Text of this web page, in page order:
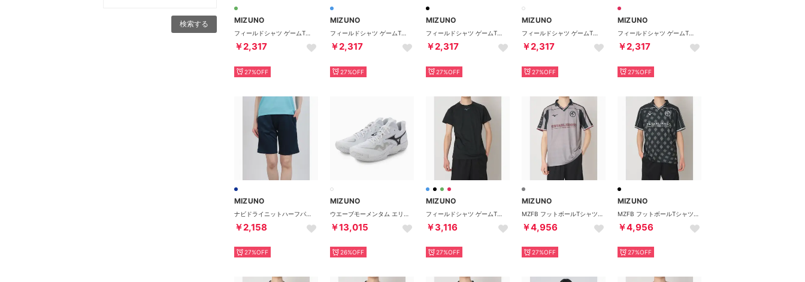
MIZUNO
￥2,317
27%OFF
MIZUNO
￥2,317
27%OFF
MIZUNO
￥2,317
27%OFF
MIZUNO
￥2,317
27%OFF
MIZUNO
￥2,317
27%OFF
MIZUNO
￥2,158
27%OFF
MIZUNO
￥13,015
26%OFF
MIZUNO
￥3,116
27%OFF
MIZUNO
￥4,956
27%OFF
MIZUNO
￥4,956
27%OFF